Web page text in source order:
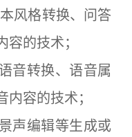
风格转换、问答
的技术；
转换、语音属
容的技术；
编辑等生成或